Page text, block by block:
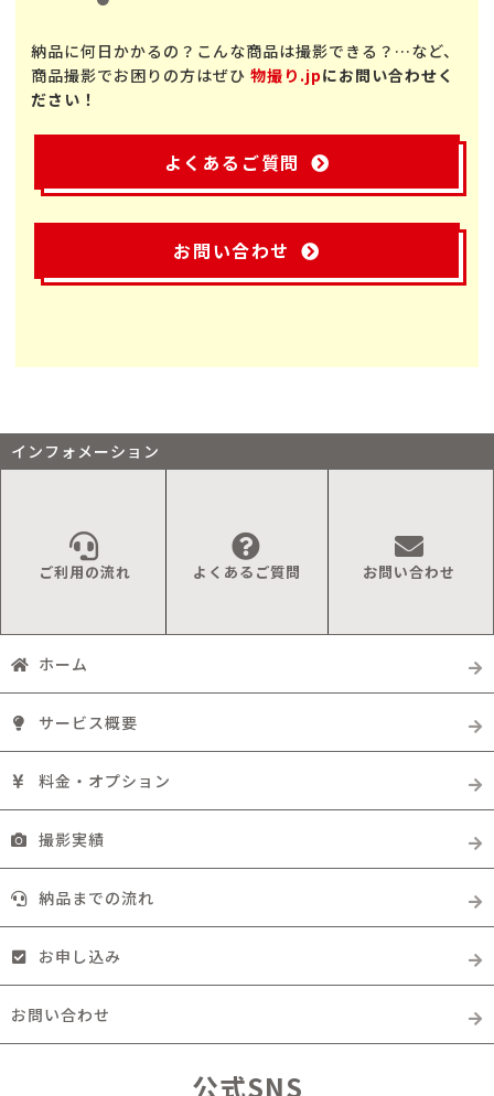
納品に何日かかるの？こんな商品は撮影できる？…など、
商品撮影でお困りの方はぜひ 物撮り.jpにお問い合わせく
ださい！
よくあるご質問
お問い合わせ
インフォメーション
ご利用の流れ よくあるご質問 お問い合わせ
ホーム
サービス概要
料金・オプション
撮影実績
納品までの流れ
お申し込み
お問い合わせ
公式SNS